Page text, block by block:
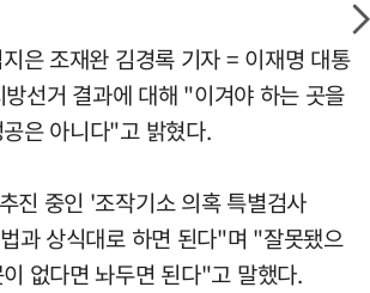
은 조재완 김경록 기자 = 이재명 대통
선거 결과에 대해 "이겨야 하는 곳을
은 아니다"고 밝혔다.
진 중인 '조작기소 의혹 특별검사
과 상식대로 하면 된다"며 "잘못됐으
없다면 놔두면 된다"고 말했다.